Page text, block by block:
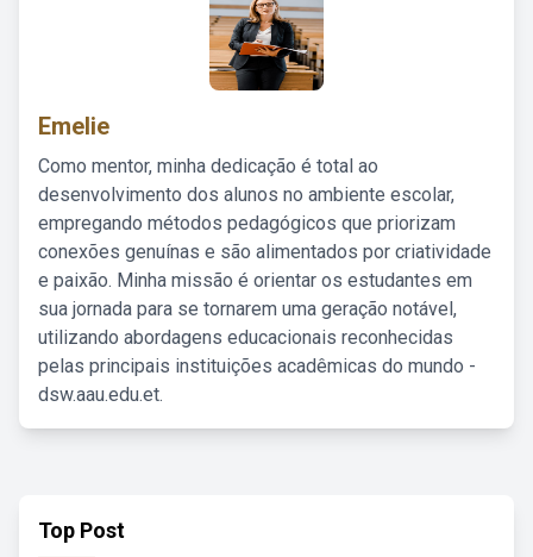
Emelie
Como mentor, minha dedicação é total ao
desenvolvimento dos alunos no ambiente escolar,
empregando métodos pedagógicos que priorizam
conexões genuínas e são alimentados por criatividade
e paixão. Minha missão é orientar os estudantes em
sua jornada para se tornarem uma geração notável,
utilizando abordagens educacionais reconhecidas
pelas principais instituições acadêmicas do mundo -
dsw.aau.edu.et.
Top Post